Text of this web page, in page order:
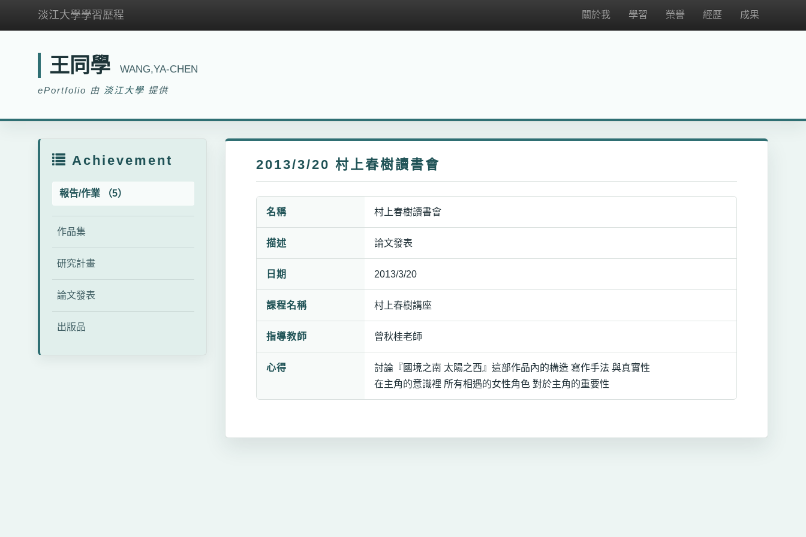
淡江大學學習歷程 關於我 學習 榮譽 經歷 成果
王同學 WANG,YA-CHEN
ePortfolio 由 淡江大學 提供
Achievement
報告/作業 （5）
作品集
研究計畫
論文發表
出版品
2013/3/20 村上春樹讀書會
名稱 村上春樹讀書會
描述 論文發表
日期 2013/3/20
課程名稱 村上春樹講座
指導教師 曾秋桂老師
心得
討論『國境之南 太陽之西』這部作品內的構造 寫作手法 與真實性
在主角的意識裡 所有相遇的女性角色 對於主角的重要性